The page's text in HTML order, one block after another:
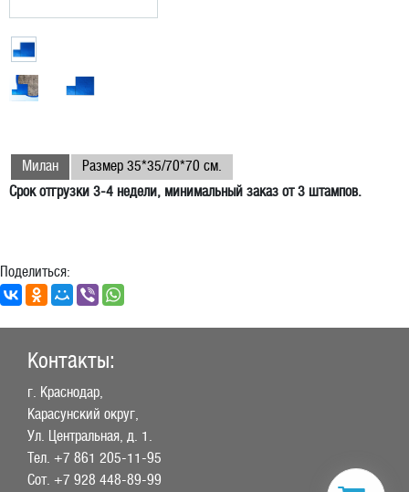
Милан
Размер 35*35/70*70 см.
Срок отгрузки 3-4 недели, минимальный заказ от 3 штампов.
Поделиться:
Контакты:
г. Краснодар,
Карасунский округ,
Ул. Центральная, д. 1.
Тел. +7 861 205-11-95
Сот. +7 928 448-89-99